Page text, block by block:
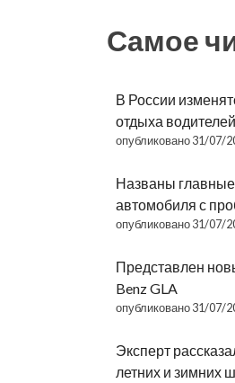
Самое
В России
отдыха водителей
опубликовано 31/07/
Названы
автомобиля с
опубликовано 31/07/
Представлен
Benz GLA
опубликовано 31/07/
Эксперт
летних и зимних